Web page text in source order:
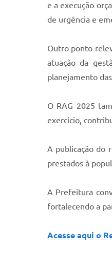
e a execução
de urgência e
Outro ponto
atuação da
planejamento
O RAG 2025
exercício,
A publicação do
prestados à
A Prefeitura
fortalecendo a
Acesse aqui o